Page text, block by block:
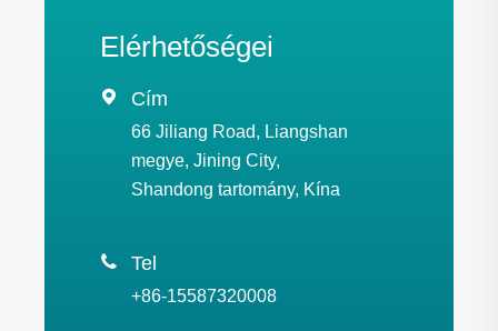
Elérhetőségei
 Cím
66 Jiliang Road, Liangshan
megye, Jining City,
Shandong tartomány, Kína
 Tel
+86-15587320008